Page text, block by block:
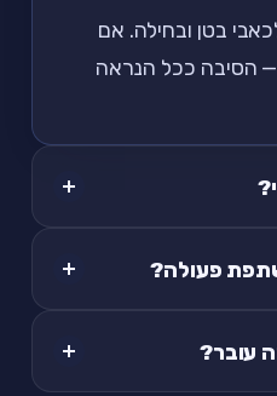
בטן ובחילה. אם
הסיבה ככל הנראה
פעולה?
עובר?